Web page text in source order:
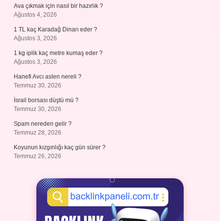
Ava çıkmak için nasıl bir hazırlık ?
Ağustos 4, 2026
1 TL kaç Karadağ Dinarı eder ?
Ağustos 3, 2026
1 kg iplik kaç metre kumaş eder ?
Ağustos 3, 2026
Hanefi Avcı aslen nereli ?
Temmuz 30, 2026
İsrail borsası düştü mü ?
Temmuz 30, 2026
Spam nereden gelir ?
Temmuz 28, 2026
Koyunun kızgınlığı kaç gün sürer ?
Temmuz 26, 2026